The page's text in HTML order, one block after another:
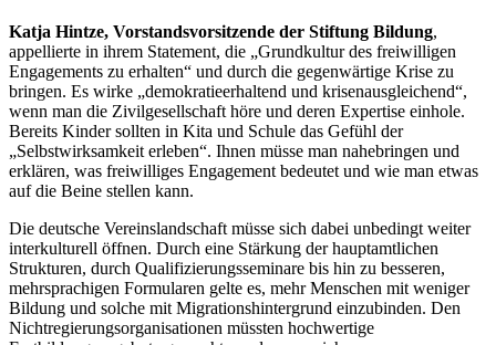
Katja Hintze, Vorstandsvorsitzende der Stiftung Bildung,
appellierte in ihrem Statement, die „Grundkultur des freiwilligen
Engagements zu erhalten“ und durch die gegenwärtige Krise zu
bringen. Es wirke „demokratieerhaltend und krisenausgleichend“,
wenn man die Zivilgesellschaft höre und deren Expertise einhole.
Bereits Kinder sollten in Kita und Schule das Gefühl der
„Selbstwirksamkeit erleben“. Ihnen müsse man nahebringen und
erklären, was freiwilliges Engagement bedeutet und wie man etwas
auf die Beine stellen kann.
Die deutsche Vereinslandschaft müsse sich dabei unbedingt weiter
interkulturell öffnen. Durch eine Stärkung der hauptamtlichen
Strukturen, durch Qualifizierungsseminare bis hin zu besseren,
mehrsprachigen Formularen gelte es, mehr Menschen mit weniger
Bildung und solche mit Migrationshintergrund einzubinden. Den
Nichtregierungsorganisationen müssten hochwertige